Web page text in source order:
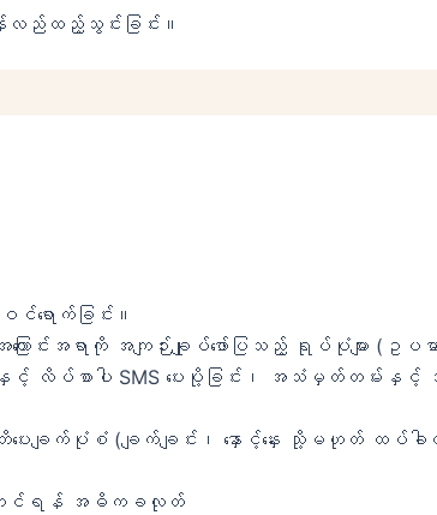
န်လည်ထည့်သွင်းခြင်း။
ောက်ခြင်း။
ြောင်းအရာကို အကျဉ်းချုပ်ဖော်ပြသည့် ရုပ်ပုံများ (ဥပ
င့် လိပ်စာပါ SMS ပေးပို့ခြင်း၊ အသံမှတ်တမ်းနှင့်
သတိပေးချက်ပုံစံ (ချက်ချင်း၊ နှောင့်နှေး သို့မဟုတ် ထပ်
တင်ရန် အဓိကခလုတ်